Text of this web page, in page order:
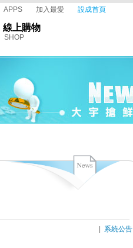
APPS 加入最愛 設成首頁
線上購物
SHOP
系統公告